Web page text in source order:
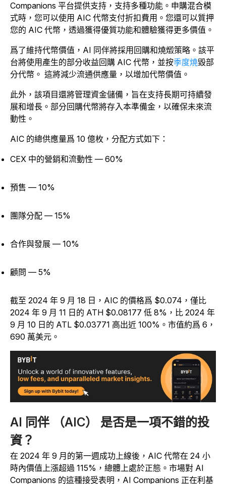
Companions 平台提供支持，支持多種功能。申購混合模
式時，您可以使用 AIC 代幣支付折扣費用。您還可以質押
您的 AIC 代幣，透過獲得優質功能和體驗獲得更多價值。
爲了維持代幣價值，AI 同伴將採用回購和燒燬策略。該平
台將使用產生的部分收益回購 AIC 代幣，並按季度燒毀部
分代幣。 這將減少流通供應量，以增加代幣價值。
此外，該項目還將管理資金儲備，旨在支持長期可持續發
展和增長。部分回購代幣將存入本準備金，以確保未來流
動性。
AIC 的總供應量爲 10 億枚，分配方式如下：
CEX 中的營銷和流動性 — 60%
預售 — 10%
團隊分配 — 15%
合作與發展 — 10%
顧問 — 5%
截至 2024 年 9 月 18 日，AIC 的價格爲 $0.074，僅比
2024 年 9 月 11 日的 ATH $0.08177 低 8%，比 2024 年
9 月 10 日的 ATL $0.03771 高出近 100%。市值約爲 6，
690 萬美元。
AI 同伴 （AIC） 是否是一項不錯的投
資？
在 2024 年 9 月的第一週成功上線後，AIC 代幣在 24 小
時內價值上漲超過 115%，總體上處於正態。市場對 AI
Companions 的這種接受表明，AI Companions 正在利基